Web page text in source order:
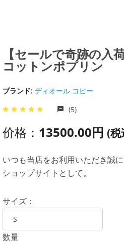
【セールで奇跡の入
コットンポプリン
ブランド: ディオール コピー
(5)
价格： 13500.00円 (税
いつも当店をお利用いただき誠
ショップサイトとして。
サイズ：
数量